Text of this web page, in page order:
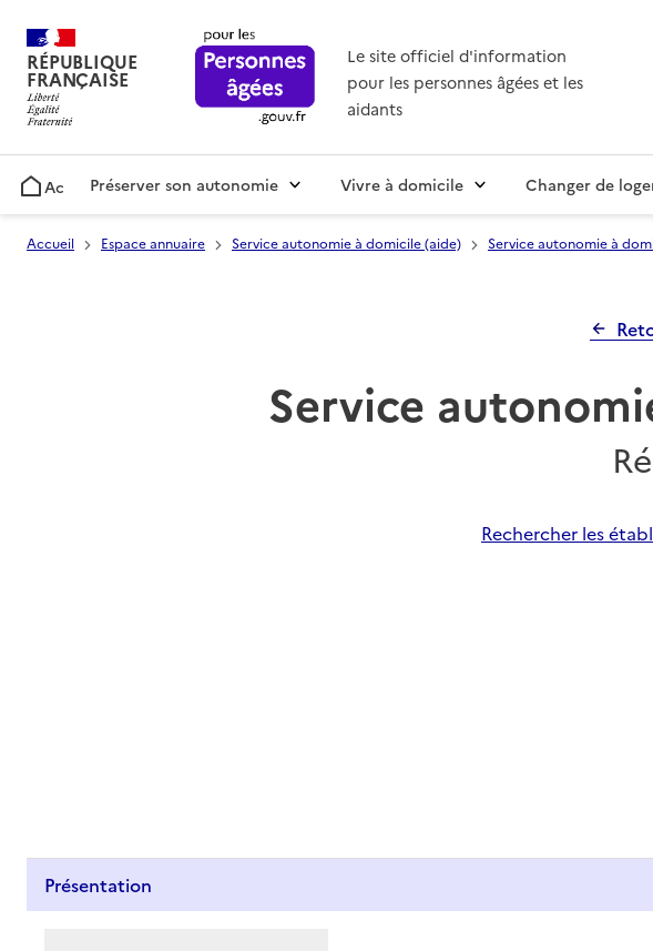
RÉPUBLIQUE
FRANÇAISE
Le site officiel d'information
pour les personnes âgées et les
aidants
AccueilPréserver son autonomie Vivre à domicile Changer de
Accueil Espace annuaire Service autonomie à domicile (aide) Service autonomie à
Service
Rechercher les
Présentation